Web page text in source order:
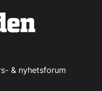
& nyhetsforum